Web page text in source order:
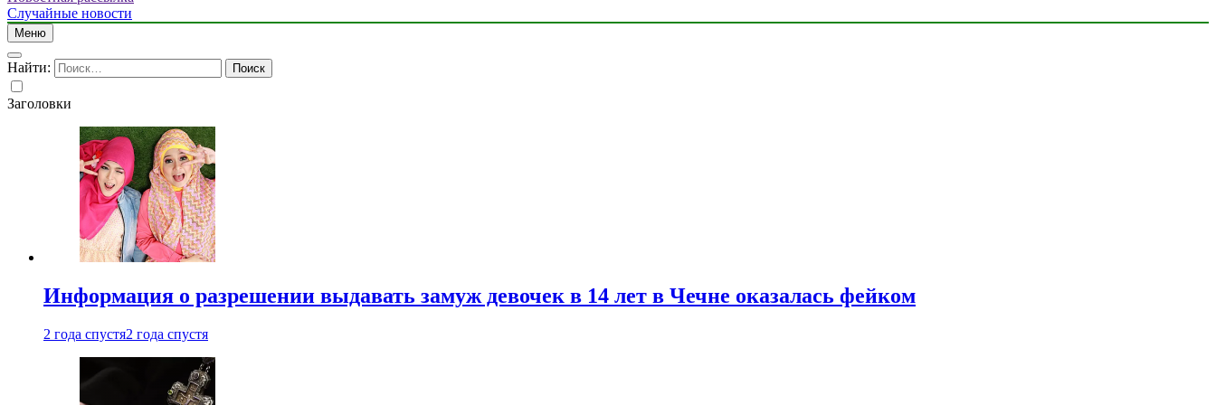
Случайные новости
Меню
Найти:
Заголовки
Информация о разрешении выдавать замуж девочек в 14 лет в Чечне оказалась фейком
2 года спустя2 года спустя